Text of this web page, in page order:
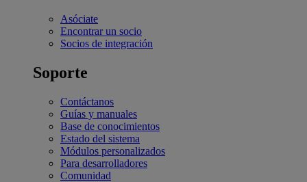
Asóciate
Encontrar un socio
Socios de integración
Soporte
Contáctanos
Guías y manuales
Base de conocimientos
Estado del sistema
Módulos personalizados
Para desarrolladores
Comunidad